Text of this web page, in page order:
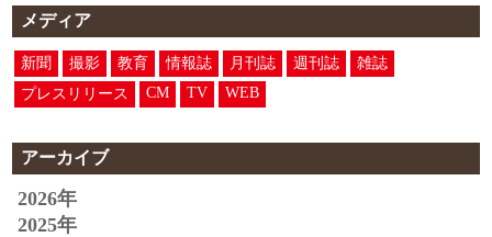
メディア
新聞 撮影 教育 情報誌 月刊誌 週刊誌
雑誌
プレスリリース
CM TV WEB
アーカイブ
2026年
2025年